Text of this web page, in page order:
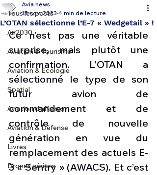
Tous les posts
Air2030
Aviation & Tourisme
Aviation & Ecologie
Spatial
Aviation d'affaires
Aviation & Défense
Livres
Drones aériens
L’OTAN sélectionne l’E-7 « Wedgetail » !
Avia news
15 nov. 2023 4 min de lecture
Ce n’est pas une véritable
surprise, mais plutôt une
confirmation. L'OTAN a
sélectionné le type de son
futur avion de
commandement et de
contrôle de nouvelle
génération en vue du
remplacement des actuels E-
3 « Sentry » (AWACS). Et c’est